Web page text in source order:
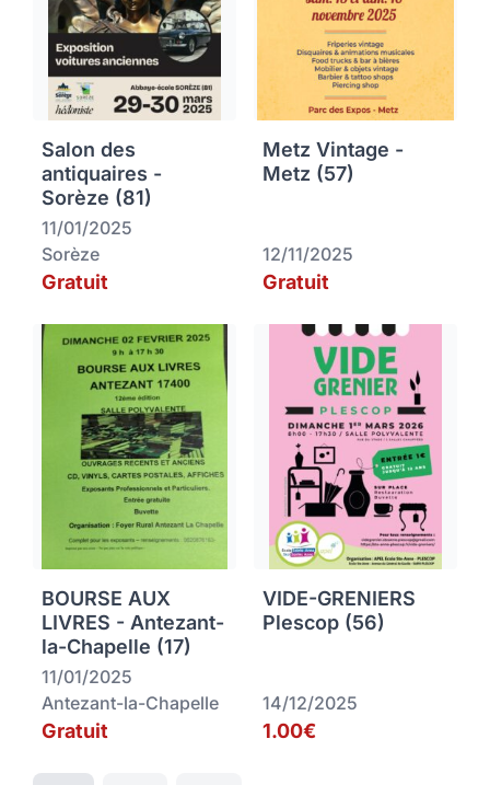
Salon des
antiquaires -
Sorèze (81)
11/01/2025
Sorèze
Gratuit
Metz Vintage -
Metz (57)
12/11/2025
Gratuit
BOURSE AUX
LIVRES - Antezant-
la-Chapelle (17)
11/01/2025
Antezant-la-Chapelle
Gratuit
VIDE-GRENIERS
Plescop (56)
14/12/2025
1.00€